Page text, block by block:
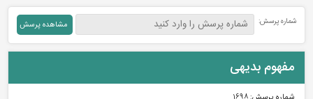
شماره پرسش:
مفهوم بدیهی